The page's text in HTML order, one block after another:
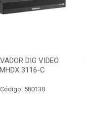
DIG VIDEO
MHDX 3116-C
Código: 580130